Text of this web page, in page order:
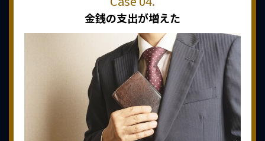
金銭の支出が増えた